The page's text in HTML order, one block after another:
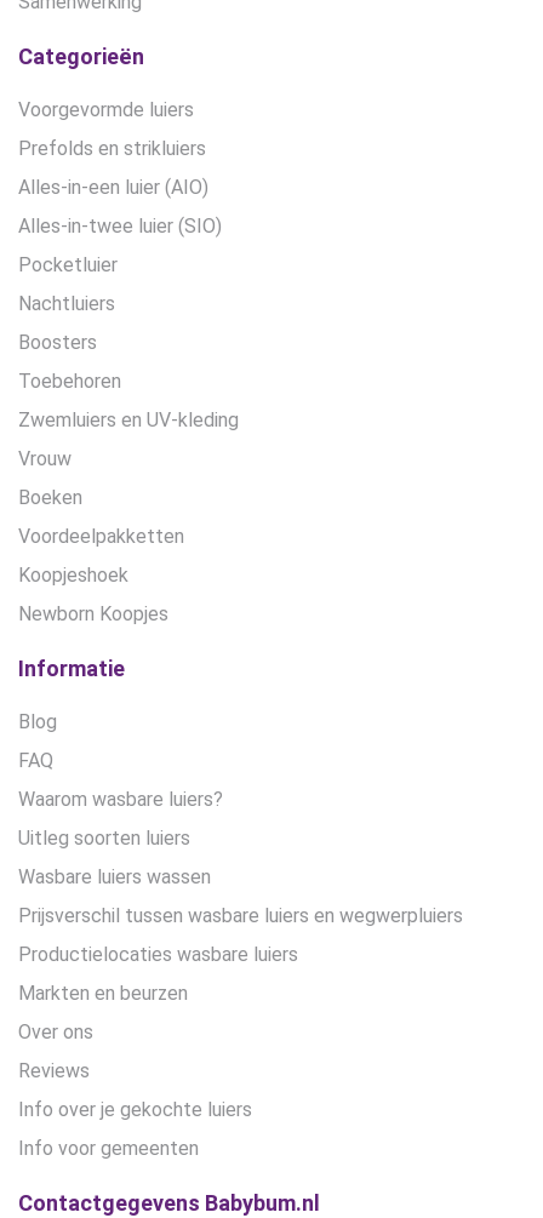
Categorieën
Voorgevormde luiers
Prefolds en strikluiers
Alles-in-een luier (AIO)
Alles-in-twee luier (SIO)
Pocketluier
Nachtluiers
Boosters
Toebehoren
Zwemluiers en UV-kleding
Vrouw
Boeken
Voordeelpakketten
Koopjeshoek
Newborn Koopjes
Informatie
Blog
FAQ
Waarom wasbare luiers?
Uitleg soorten luiers
Wasbare luiers wassen
Prijsverschil tussen wasbare luiers en wegwerpluiers
Productielocaties wasbare luiers
Markten en beurzen
Over ons
Reviews
Info over je gekochte luiers
Info voor gemeenten
Contactgegevens Babybum.nl